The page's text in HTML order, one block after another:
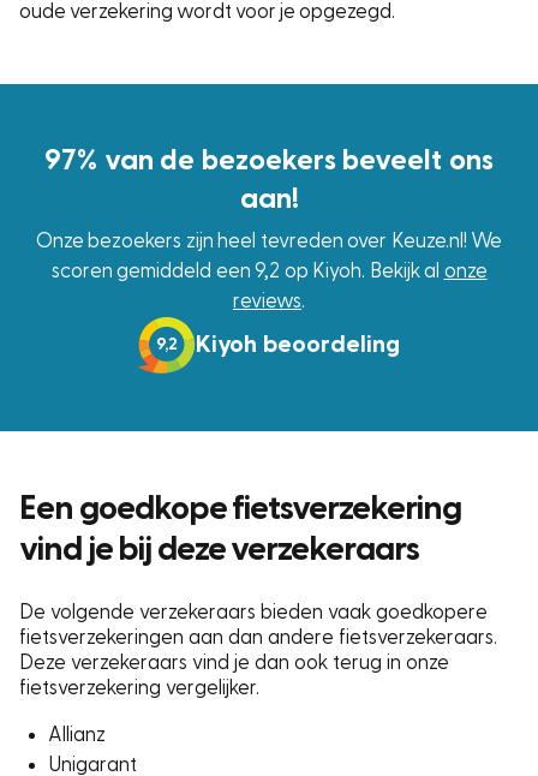
oude verzekering wordt voor je opgezegd.
97% van de bezoekers beveelt ons
aan!
Onze bezoekers zijn heel tevreden over Keuze.nl! We
scoren gemiddeld een 9,2 op Kiyoh. Bekijk al onze
reviews.
9,2 Kiyoh beoordeling
Een goedkope fietsverzekering
vind je bij deze verzekeraars
De volgende verzekeraars bieden vaak goedkopere
fietsverzekeringen aan dan andere fietsverzekeraars.
Deze verzekeraars vind je dan ook terug in onze
fietsverzekering vergelijker.
Allianz
Unigarant